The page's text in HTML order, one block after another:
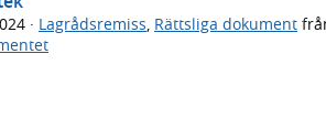
· Lagrådsremiss Rättsliga dokument